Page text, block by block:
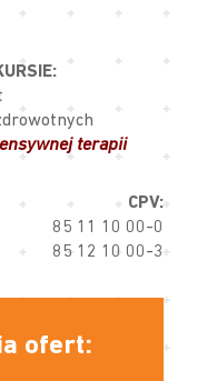
terapii
CPV:
85 11 10 00-0
85 12 10 00-3
ofert: